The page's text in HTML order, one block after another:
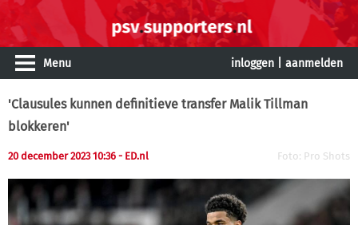
Menu inloggen aanmelden
'Clausules kunnen definitieve transfer Malik Tillman
blokkeren'
20 december 2023 10:36 - ED.nl Foto: Pro Shots